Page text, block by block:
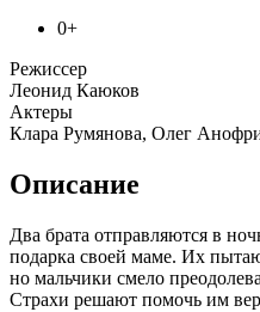
0+
Режиссер
Леонид Каюков
Актеры
Клара Румянова, Олег
Описание
Два брата отправляются в
подарка своей маме. Их
но мальчики смело
Страхи решают помочь им